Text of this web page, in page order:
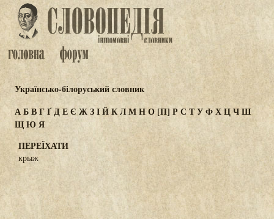
Українсько-білоруський словник
АБВГҐДЕЄ ЖЗІЙКЛМНО[П] Р С ТУФХЦЧШ
ЩЮ Я
ПЕРЕЇХАТИ
крыж